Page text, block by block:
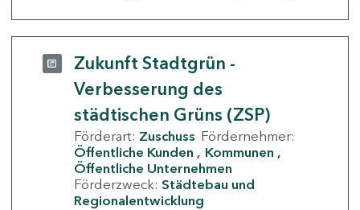
Zukunft Stadtgrün -
Verbesserung des
städtischen Grüns (ZSP)
Förderart: Zuschuss Fördernehmer:
Öffentliche Kunden
Kommunen
Öffentliche Unternehmen
Förderzweck: Städtebau und
Regionalentwicklung